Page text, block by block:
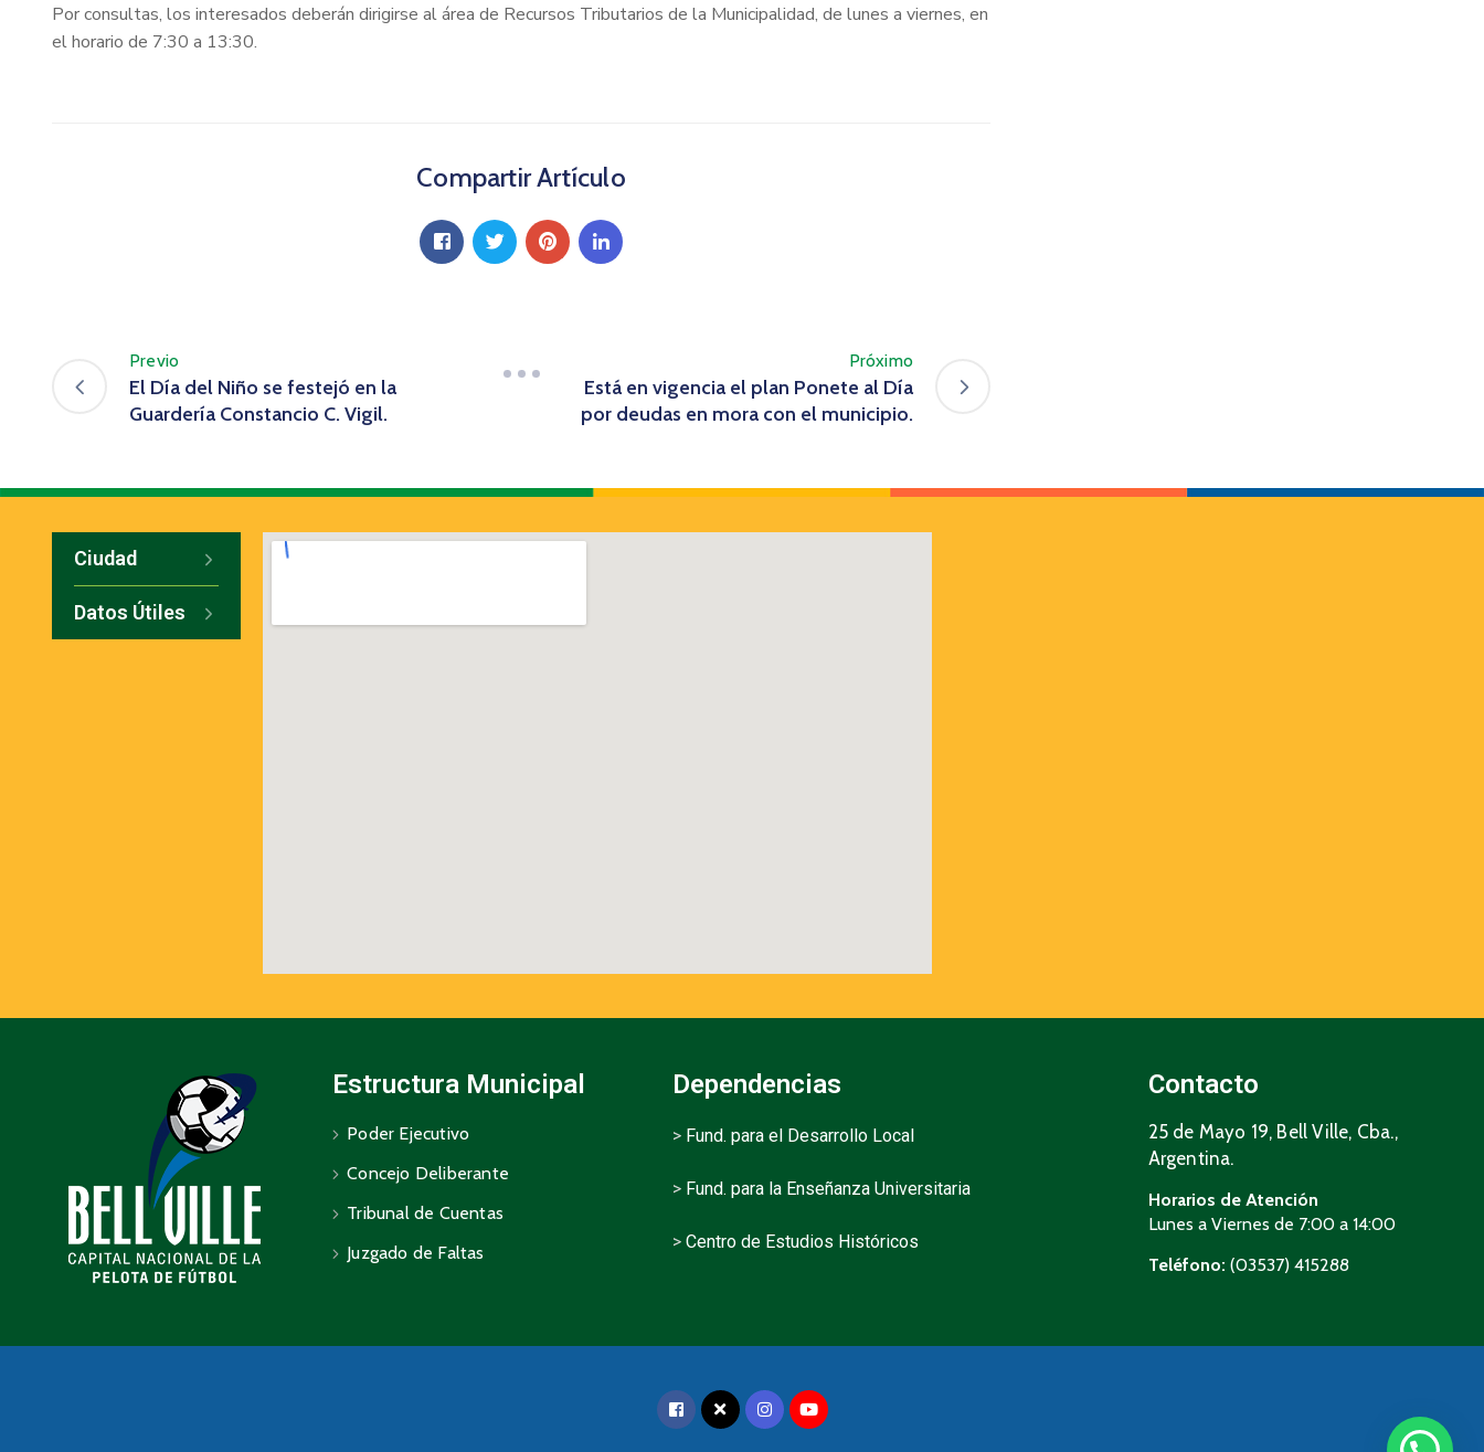
Por consultas, los interesados deberán dirigirse al área de Recursos Tributarios de la Municipalidad, de lunes a viernes, en
el horario de 7:30 a 13:30.
Compartir Artículo
Previo
El Día del Niño se festejó en la
Guardería Constancio C. Vigil.
Próximo
Está en vigencia el plan Ponete al Día
por deudas en mora con el municipio.
Ciudad
Datos Útiles
Estructura Municipal
Poder Ejecutivo
Concejo Deliberante
Tribunal de Cuentas
Juzgado de Faltas
Dependencias
> Fund. para el Desarrollo Local
> Fund. para la Enseñanza Universitaria
> Centro de Estudios Históricos
Contacto
25 de Mayo 19, Bell Ville, Cba.,
Argentina.
Horarios de Atención
Lunes a Viernes de 7:00 a 14:00
Teléfono: (03537) 415288